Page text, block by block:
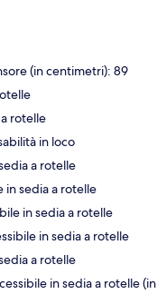
(in centimetri): 89
rotelle
in loco
a rotelle
in sedia a rotelle
in sedia a rotelle
in sedia a rotelle
a rotelle
in sedia a rotelle (in